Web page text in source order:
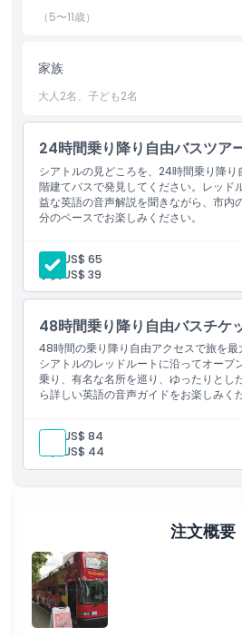
場所
（5〜11歳）
家族
大人2名、子ども2名
24時間乗り降り自由バスツア
シアトルの見どころを、24時間乗り降
階建てバスで発見してください。レッド
益な英語の音声解説を聞きながら、市内
分のペースでお楽しみください。
大人: US$ 65
子供: US$ 39
48時間乗り降り自由バスチケ
48時間の乗り降り自由アクセスで旅を最
シアトルのレッドルートに沿ってオープ
乗り、有名な名所を巡り、ゆったりとし
ら詳しい英語の音声ガイドをお楽しみく
大人: US$ 84
子供: US$ 44
注文概要